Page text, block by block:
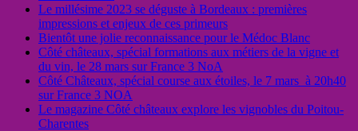
Le millésime 2023 se déguste à Bordeaux : premières
impressions et enjeux de ces primeurs
Bientôt une jolie reconnaissance pour le Médoc Blanc
Côté châteaux, spécial formations aux métiers de la vigne et
du vin, le 28 mars sur France 3 NoA
Côté Châteaux, spécial course aux étoiles, le 7 mars à 20h40
sur France 3 NOA
Le magazine Côté châteaux explore les vignobles du Poitou-
Charentes